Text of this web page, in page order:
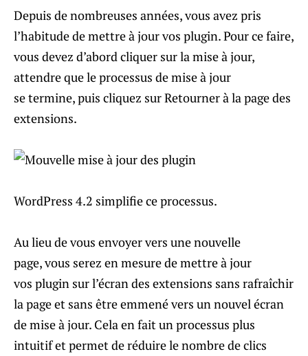
Depuis de nombreuses années, vous avez pris
l’habitude de mettre à jour vos plugin. Pour ce faire,
vous devez d’abord cliquer sur la mise à jour,
attendre que le processus de mise à jour
se termine, puis cliquez sur Retourner à la page des
extensions.
WordPress 4.2 simplifie ce processus.
Au lieu de vous envoyer vers une nouvelle
page, vous serez en mesure de mettre à jour
vos plugin sur l’écran des extensions sans rafraîchir
la page et sans être emmené vers un nouvel écran
de mise à jour. Cela en fait un processus plus
intuitif et permet de réduire le nombre de clics